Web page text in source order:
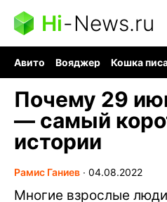
Hi-News.ru
Авито Вояджер Кошка
Почему 29
— самый
истории
Рамис Ганиев ∙ 04.08.2022
Многие взрослые